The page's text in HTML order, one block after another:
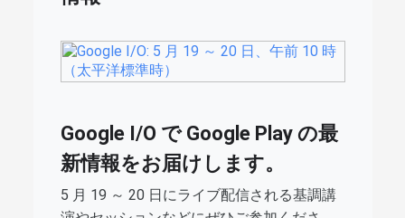
Google I/O で Google Play の最
新情報をお届けします。
5 月 19 ～ 20 日にライブ配信される基調講